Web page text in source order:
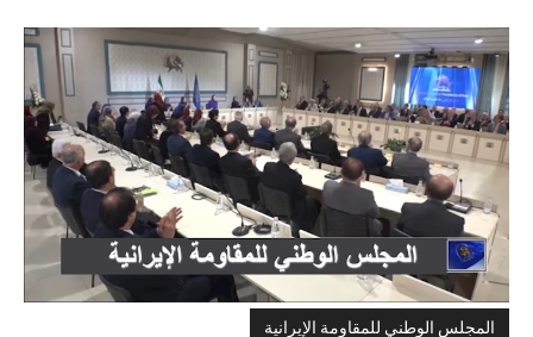
المجلس الوطني للمقاومة الإيرانية